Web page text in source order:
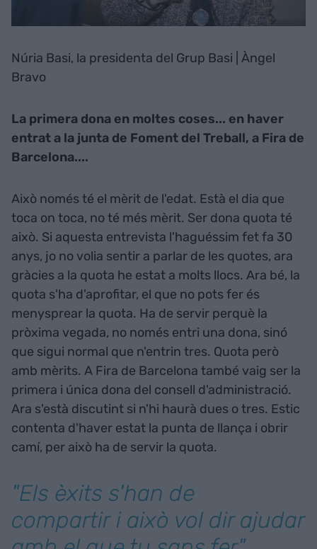
Núria Basi, la presidenta del Grup Basi | Àngel
Bravo
La primera dona en moltes coses... en haver
entrat a la junta de Foment del Treball, a Fira de
Barcelona....
Això només té el mèrit de l'edat. Està el dia que
toca on toca, no té més mèrit. Ser dona quota té
això. Si aquesta entrevista l'haguéssim fet fa 30
anys, jo no volia sentir a parlar de les quotes, ara
gràcies a la quota he estat a molts llocs. Ara bé, la
quota s'ha d'aprofitar, el que no pots fer és
menysprear la quota. Ha de servir perquè la
pròxima vegada, no només entri una dona, sinó
que sigui normal que n'entrin tres. Quota però
amb mèrits. A Fira de Barcelona també vaig ser la
primera i única dona del consell d'administració.
Ara s'està discutint si n'hi haurà dues o tres. Estic
contenta d'haver estat la punta de llança i obrir
camí, per això ha de servir la quota.
"Els èxits s'han de
compartir i això vol dir ajudar